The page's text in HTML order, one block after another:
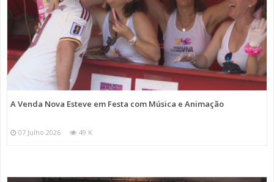
A Venda Nova Esteve em Festa com Música e Animação
07 Julho 2026 49 K